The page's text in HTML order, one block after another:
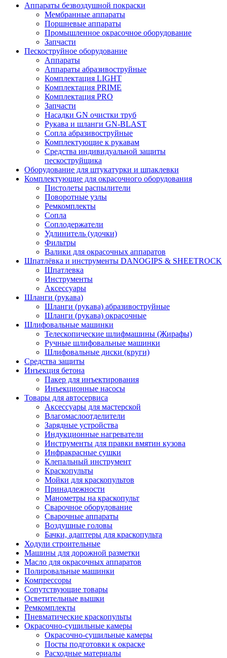
Аппараты безвоздушной покраски
Мембранные аппараты
Поршневые аппараты
Промышленное окрасочное оборудование
Запчасти
Пескоструйное оборудование
Аппараты
Аппараты абразивоструйные
Комплектация LIGHT
Комплектация PRIME
Комплектация PRO
Запчасти
Насадки GN очистки труб
Рукава и шланги GN-BLAST
Сопла абразивоструйные
Комплектующие к рукавам
Средства индивидуальной защиты
пескоструйщика
Оборудование для штукатурки и шпаклевки
Комплектующие для окрасочного оборудования
Пистолеты распылители
Поворотные узлы
Ремкомплекты
Сопла
Соплодержатели
Удлинитель (удочки)
Фильтры
Валики для окрасочных аппаратов
Шпатлёвка и инструменты DANOGIPS & SHEETROCK
Шпатлевка
Инструменты
Аксессуары
Шланги (рукава)
Шланги (рукава) абразивоструйные
Шланги (рукава) окрасочные
Шлифовальные машинки
Телескопические шлифмашины (Жирафы)
Ручные шлифовальные машинки
Шлифовальные диски (круги)
Средства защиты
Инъекция бетона
Пакер для инъектирования
Инъекционные насосы
Товары для автосервиса
Аксессуары для мастерской
Влагомаслоотделители
Зарядные устройства
Индукционные нагреватели
Инструменты для правки вмятин кузова
Инфракрасные сушки
Клепальный инструмент
Краскопульты
Мойки для краскопультов
Принадлежности
Манометры на краскопульт
Сварочное оборудование
Сварочные аппараты
Воздушные головы
Бачки, адаптеры для краскопульта
Ходули строительные
Машины для дорожной разметки
Масло для окрасочных аппаратов
Полировальные машинки
Компрессоры
Сопутствующие товары
Осветительные вышки
Ремкомплекты
Пневматические краскопульты
Окрасочно-сушильные камеры
Окрасочно-сушильные камеры
Посты подготовки к окраске
Расходные материалы